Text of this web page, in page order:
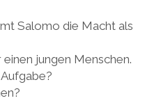
Salomo die Macht als
jungen Menschen.